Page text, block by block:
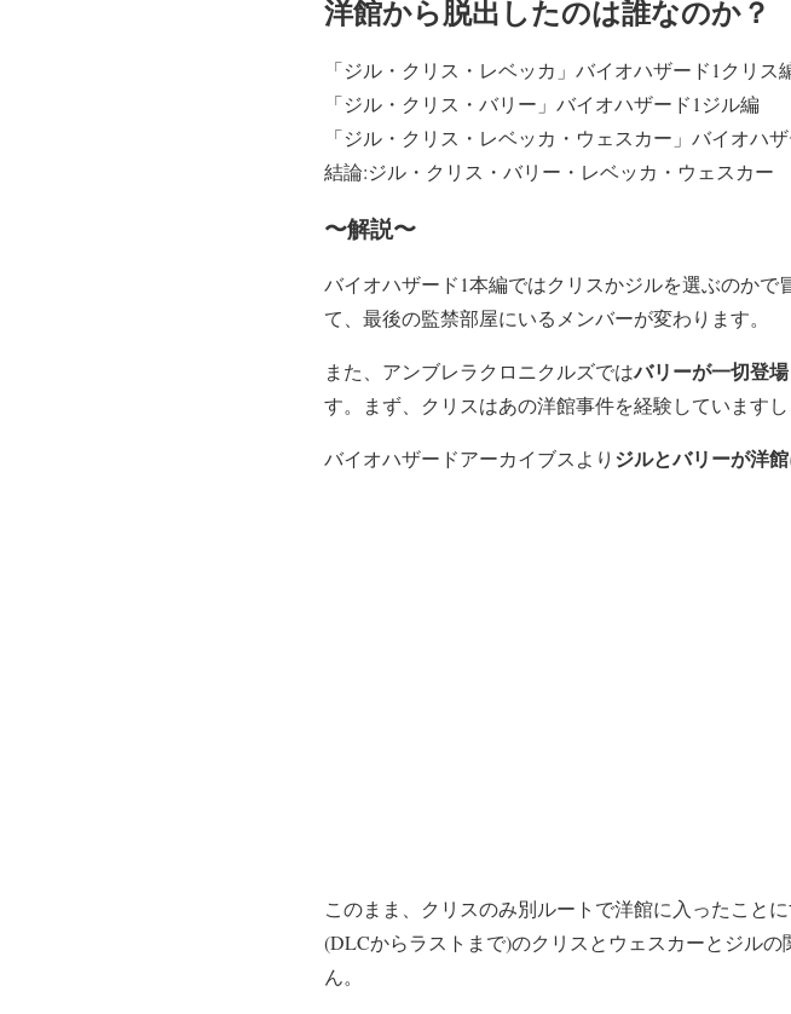
洋館から脱出したのは誰なのか？
「ジル・クリス・レベッカ」バイオハザード1クリス
「ジル・クリス・バリー」バイオハザード1ジル編
「ジル・クリス・レベッカ・ウェスカー」バイオハ
結論:ジル・クリス・バリー・レベッカ・ウェスカー
〜解説〜
バイオハザード1本編ではクリスかジルを選ぶのか
て、最後の監禁部屋にいるメンバーが変わります。
また、アンブレラクロニクルズではバリーが一切登
す。まず、クリスはあの洋館事件を経験していますし
バイオハザードアーカイブスより ジルとバリーが洋
このまま、クリスのみ別ルートで洋館に入ったこと
(DLCからラストまで)のクリスとウェスカーとジル
ん。